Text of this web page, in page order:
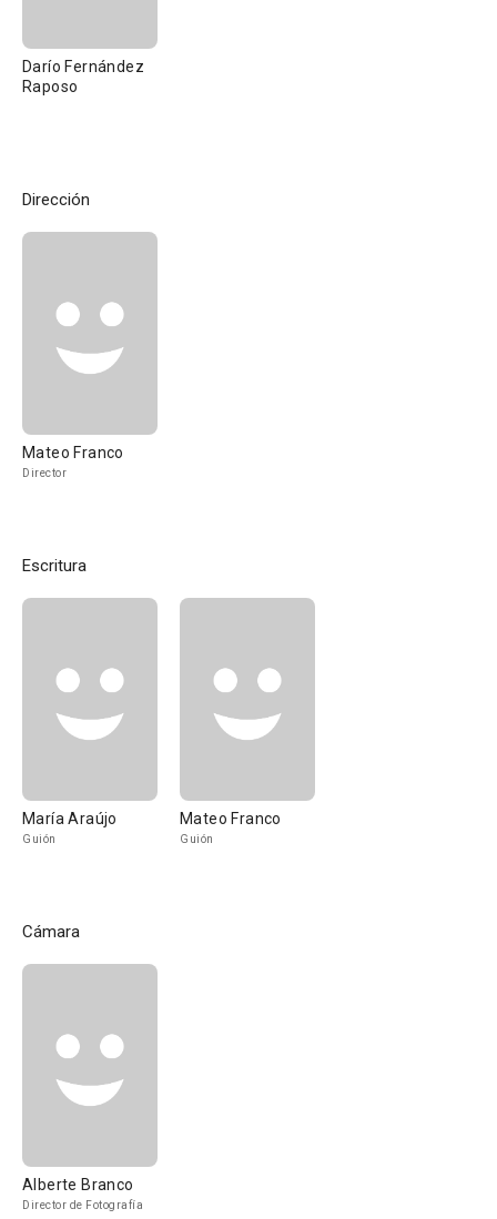
Darío Fernández
Raposo
Dirección
Mateo Franco
Director
Escritura
María Araújo
Guión
Mateo Franco
Guión
Cámara
Alberte Branco
Director de Fotografía